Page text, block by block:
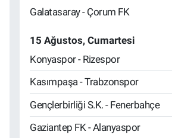
Galatasaray - Çorum FK
15 Ağustos, Cumartesi
Konyaspor - Rizespor
Kasımpaşa - Trabzonspor
Gençlerbirliği S.K. - Fenerbahçe
Gaziantep FK - Alanyaspor